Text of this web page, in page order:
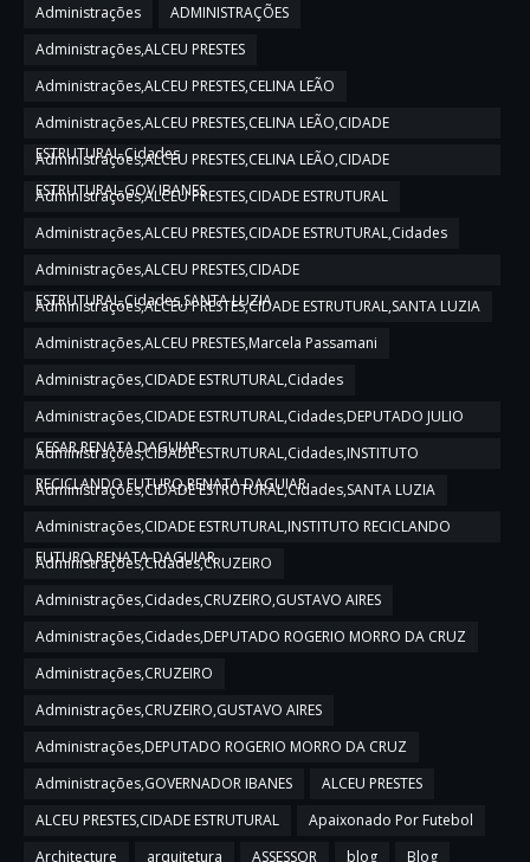
Administrações
ADMINISTRAÇÕES
Administrações,ALCEU PRESTES
Administrações,ALCEU PRESTES,CELINA LEÃO
Administrações,ALCEU PRESTES,CELINA LEÃO,CIDADE
ESTRUTURAL,Cidades
Administrações,ALCEU PRESTES,CELINA LEÃO,CIDADE
ESTRUTURAL,GOV IBANES
Administrações,ALCEU PRESTES,CIDADE ESTRUTURAL
Administrações,ALCEU PRESTES,CIDADE ESTRUTURAL,Cidades
Administrações,ALCEU PRESTES,CIDADE
ESTRUTURAL,Cidades,SANTA LUZIA
Administrações,ALCEU PRESTES,CIDADE ESTRUTURAL,SANTA LUZIA
Administrações,ALCEU PRESTES,Marcela Passamani
Administrações,CIDADE ESTRUTURAL,Cidades
Administrações,CIDADE ESTRUTURAL,Cidades,DEPUTADO JULIO
CESAR,RENATA DAGUIAR
Administrações,CIDADE ESTRUTURAL,Cidades,INSTITUTO
RECICLANDO FUTURO,RENATA DAGUIAR
Administrações,CIDADE ESTRUTURAL,Cidades,SANTA LUZIA
Administrações,CIDADE ESTRUTURAL,INSTITUTO RECICLANDO
FUTURO,RENATA DAGUIAR
Administrações,Cidades,CRUZEIRO
Administrações,Cidades,CRUZEIRO,GUSTAVO AIRES
Administrações,Cidades,DEPUTADO ROGERIO MORRO DA CRUZ
Administrações,CRUZEIRO
Administrações,CRUZEIRO,GUSTAVO AIRES
Administrações,DEPUTADO ROGERIO MORRO DA CRUZ
Administrações,GOVERNADOR IBANES
ALCEU PRESTES
ALCEU PRESTES,CIDADE ESTRUTURAL
Apaixonado Por Futebol
Architecture
arquitetura ASSESSOR blog Blog